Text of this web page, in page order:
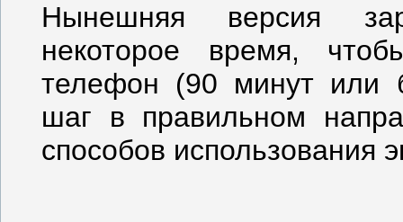
Нынешняя версия
некоторое время,
телефон (90 минут или
шаг в правильном
способов использования